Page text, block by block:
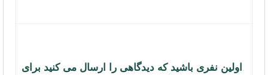
اولین نفری باشید که دیدگاهی را ارسال می کنید برای